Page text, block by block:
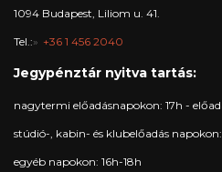
1094 Budapest, Liliom u. 41.
Tel.: +36 1 456 2040
Jegypénztár nyitva tartás:
nagytermi előadásnapokon: 17h -
stúdió-, kabin- és klubelőadás
egyéb napokon: 16h-18h